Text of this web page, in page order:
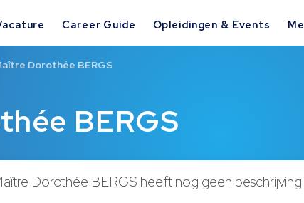
Career Guide Opleidingen & Events
BERGS
Dorothée BERGS
Dorothée BERGS heeft nog geen